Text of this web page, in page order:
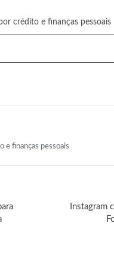
crédito e finanças pessoais
e finanças pessoais
Instagram